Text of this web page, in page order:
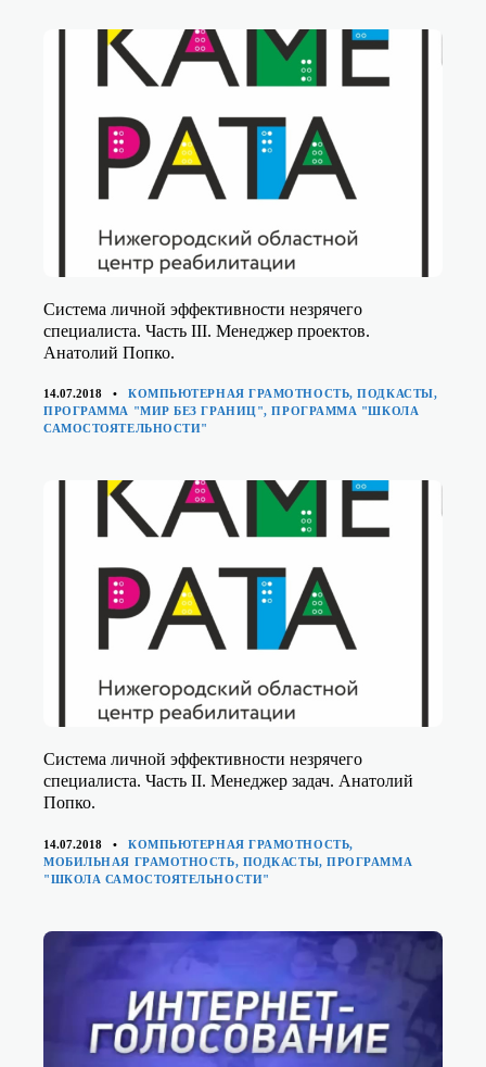
Система личной эффективности незрячего
специалиста. Часть III. Менеджер проектов.
Анатолий Попко.
14.07.2018 КАТЕГОРИИ
КОМПЬЮТЕРНАЯ ГРАМОТНОСТЬ,ПОДКАСТЫ,
ПРОГРАММА "МИР БЕЗ ГРАНИЦ",ПРОГРАММА "ШКОЛА
САМОСТОЯТЕЛЬНОСТИ"
Система личной эффективности незрячего
специалиста. Часть II. Менеджер задач. Анатолий
Попко.
14.07.2018 КАТЕГОРИИ
КОМПЬЮТЕРНАЯ ГРАМОТНОСТЬ,
МОБИЛЬНАЯ ГРАМОТНОСТЬ, ПОДКАСТЫ,ПРОГРАММА
"ШКОЛА САМОСТОЯТЕЛЬНОСТИ"